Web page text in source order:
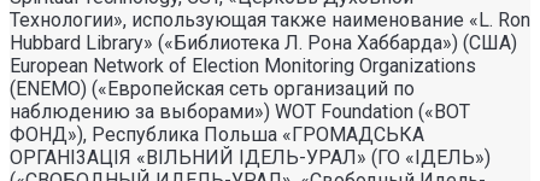
Технологии», использующая также наименование «L. Ron
Hubbard Library» («Библиотека Л. Рона Хаббарда») (США)
European Network of Election Monitoring Organizations
(ENEMO) («Европейская сеть организаций по
наблюдению за выборами») WOT Foundation («ВОТ
ФОНД»), Республика Польша «ГРОМАДСЬКА
ОРГАНI3АЦIЯ «ВIЛЬНИЙ IДЕЛЬ-УРАЛ» (ГО «IДЕЛЬ»)